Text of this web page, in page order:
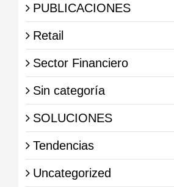
PUBLICACIONES
Retail
Sector Financiero
Sin categoría
SOLUCIONES
Tendencias
Uncategorized